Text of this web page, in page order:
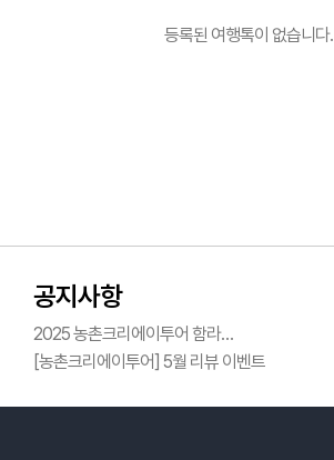
등록된 여행톡이 없습니다.
공지사항
2025 농촌크리에이투어 함라
한옥체험관 웨딩의상체험
[농촌크리에이투어] 5월 리뷰 이벤트